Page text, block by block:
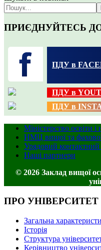
ПРИЄДНУЙТЕСЬ
ПДУ в
ПДУ в
ПДУ в
Міністерство освіти
НМЦ вищої та
Урядовий контактний
Наші партнери
© 2026 Заклад вищої
ПРО УНІВЕРСИТЕТ
Загальна
Історія
Структура
Керівництво